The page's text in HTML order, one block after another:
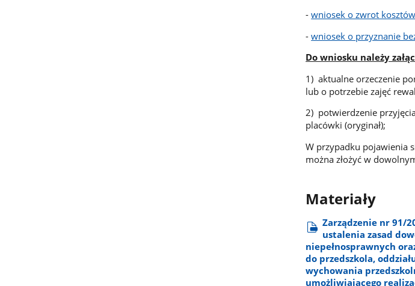
-wniosek o zwrot
-wniosek o przyznanie
Do wniosku należy
1) aktualne orzeczenie
lub o potrzebie zajęć
2) potwierdzenie
placówki (oryginał);
W przypadku pojawienia
można złożyć w
Materiały
Zarządzenie nr 91/
ustalenia zasad
niepełnosprawnych
do przedszkola,
wychowania
umożliwiającego